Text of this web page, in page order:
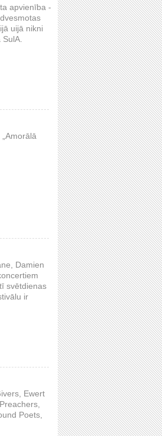
apvienība -
uijā nikni
Damien
svētdienas
ir
Ewert
Poets,